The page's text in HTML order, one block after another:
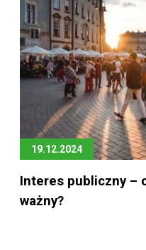
19.12.2024
Interes publiczny –
ważny?